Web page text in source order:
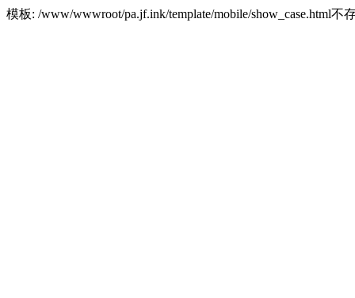
模板: /www/wwwroot/pa.jf.ink/template/mobile/show_case.html不